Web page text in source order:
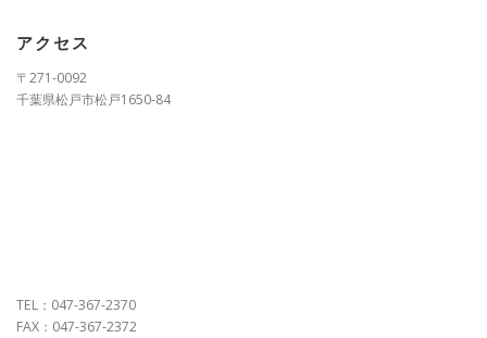
アクセス
〒271-0092
千葉県松戸市松戸1650-84
TEL：047-367-2370
FAX：047-367-2372